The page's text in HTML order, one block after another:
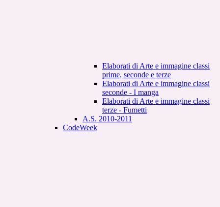
Elaborati di Arte e immagine classi
prime, seconde e terze
Elaborati di Arte e immagine classi
seconde - I manga
Elaborati di Arte e immagine classi
terze - Fumetti
A.S. 2010-2011
CodeWeek